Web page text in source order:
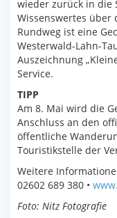
wieder zurück in die
Wissenswertes über
Rundweg ist eine
Westerwald-Lahn-
Auszeichnung
Service.
TIPP
Am 8. Mai wird die
Anschluss an den
öffentliche
Touristikstelle der
Weitere
02602 689 380 •
Foto: Nitz Fotografie